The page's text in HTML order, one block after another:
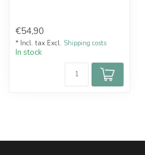
€54,90
* Incl. tax Excl. Shipping costs
In stock